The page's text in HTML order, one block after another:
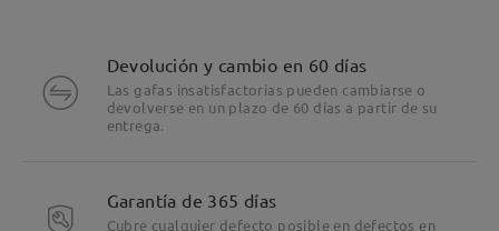
Devolución y cambio en 60 días
Las gafas insatisfactorias pueden cambiarse o
devolverse en un plazo de 60 días a partir de su
entrega.
Garantía de 365 días
Cubre cualquier defecto posible en defectos en